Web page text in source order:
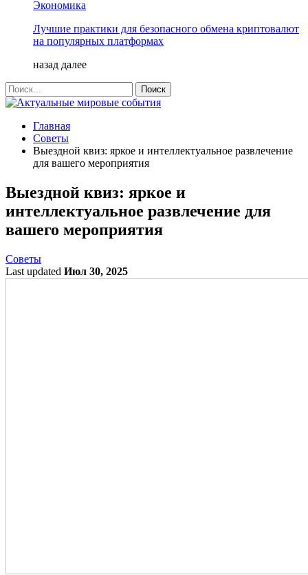
Экономика
Лучшие практики для безопасного обмена криптовалют
на популярных платформах
назад далее
Главная
Советы
Выездной квиз: яркое и интеллектуальное развлечение
для вашего мероприятия
Выездной квиз: яркое и
интеллектуальное развлечение для
вашего мероприятия
Советы
Last updated Июл 30, 2025